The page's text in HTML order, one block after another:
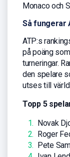
Monaco och
Så fungerar
ATP:s
på poäng
turneringar.
den spelare
utses till
Topp 5
Novak
Roger
Pete